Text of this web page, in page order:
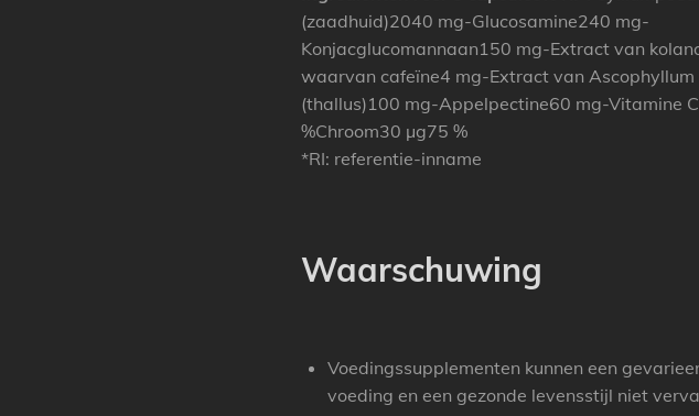
(zaadhuid)2040 mg-Glucosamine240 mg-
Konjacglucomannaan150 mg-Extract van
waarvan cafeïne4 mg-Extract van Ascophyllum
(thallus)100 mg-Appelpectine60 mg-Vitamine
%Chroom30 µg75 %
*RI: referentie-inname
Waarschuwing
Voedingssupplementen kunnen een
voeding en een gezonde levensstijl niet